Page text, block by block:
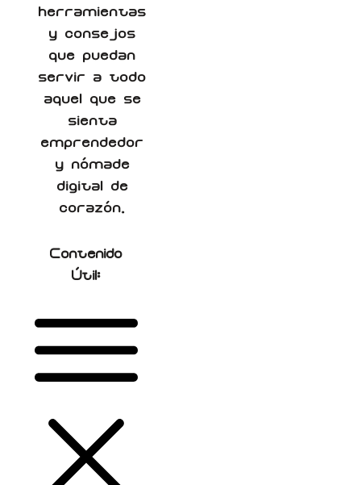
herramientas
y consejos
que puedan
servir a todo
aquel que se
sienta
emprendedor
y nómade
digital de
corazón.
Contenido
Útil: